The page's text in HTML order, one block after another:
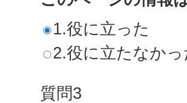
1.役に立った
2.役に立たなかっ
質問3